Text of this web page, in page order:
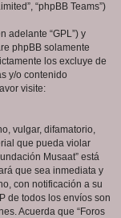
“phpBB Teams”)
adelante “GPL”) y
phpBB solamente
los excluye de
y/o contenido
visite:
vulgar, difamatorio,
que pueda violar
Musaat” está
que sea inmediata y
con notificación a su
de todos los envíos son
Acuerda que “Foros